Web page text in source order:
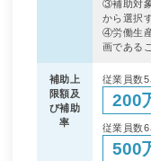
③補助対
から選択
④労働生
画である
補助上
限額及
び補助
率
従業員数
200
従業員数
500